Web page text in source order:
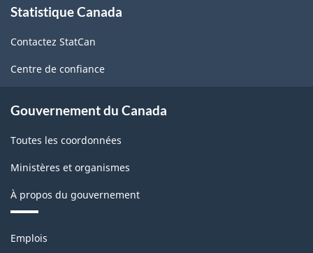
propos
ce
site
Statistique Canada
Contactez StatCan
Centre de confiance
Gouvernement du Canada
Toutes les coordonnées
Ministères et organismes
À propos du gouvernement
Thèmes
Emplois